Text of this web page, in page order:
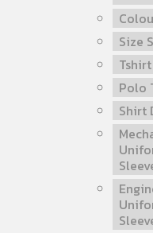
Size
Polo
Shirt